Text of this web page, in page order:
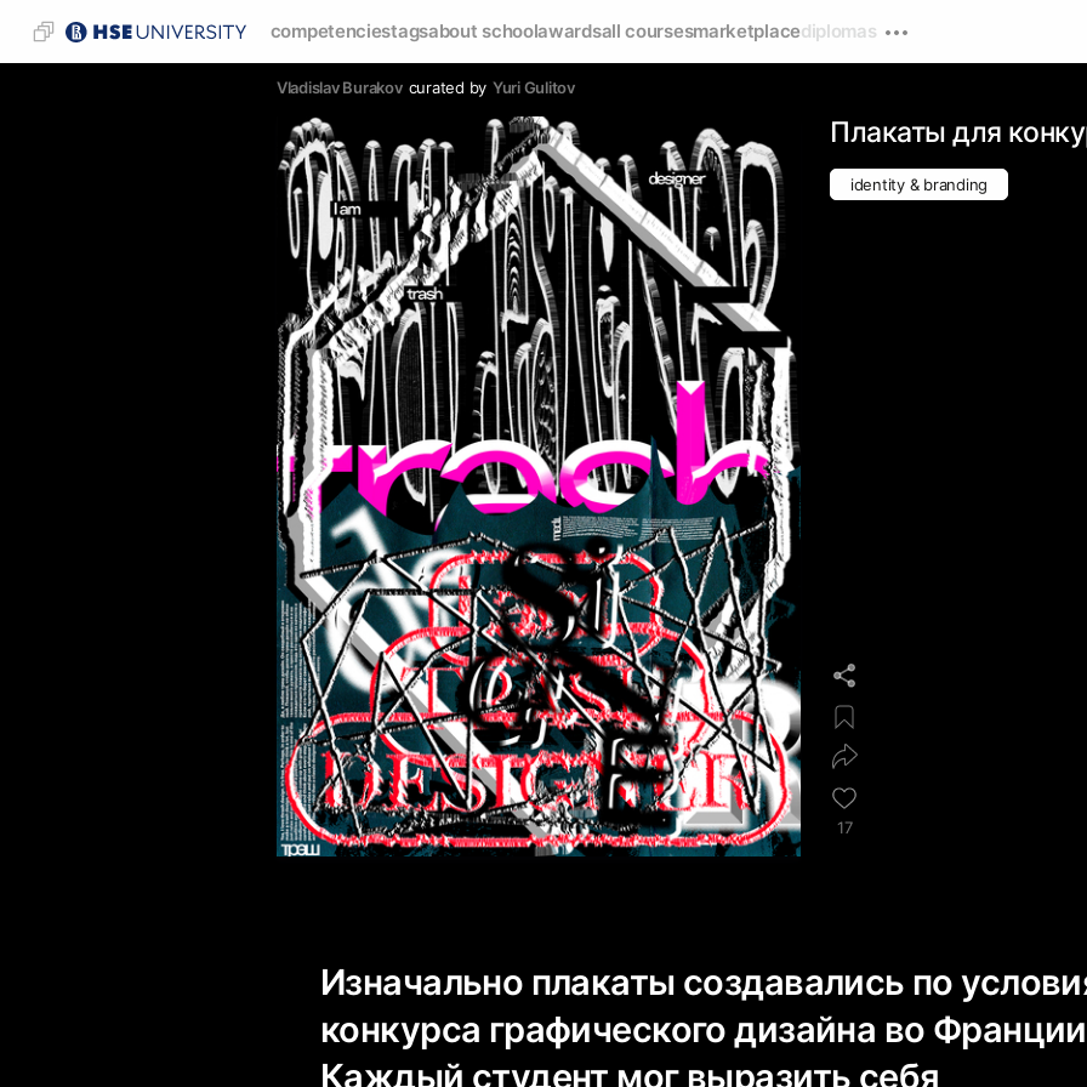
competenciestagsabout schoolawardsall coursesmarketplacediplomas
Vladislav Burakov curated by Yuri Gulitov
Плакаты для
identity & branding
17
Изначально плакаты создавались по
конкурса графического дизайна во
Каждый студент мог выразить себя